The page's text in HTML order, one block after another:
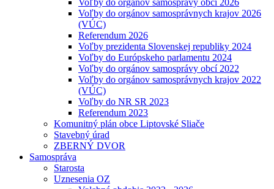
Voľby do orgánov samosprávy obcí 2026
Voľby do orgánov samosprávnych krajov 2026
(VÚC)
Referendum 2026
Voľby prezidenta Slovenskej republiky 2024
Voľby do Európskeho parlamentu 2024
Voľby do orgánov samosprávy obcí 2022
Voľby do orgánov samosprávnych krajov 2022
(VÚC)
Voľby do NR SR 2023
Referendum 2023
Komunitný plán obce Liptovské Sliače
Stavebný úrad
ZBERNÝ DVOR
Samospráva
Starosta
Uznesenia OZ